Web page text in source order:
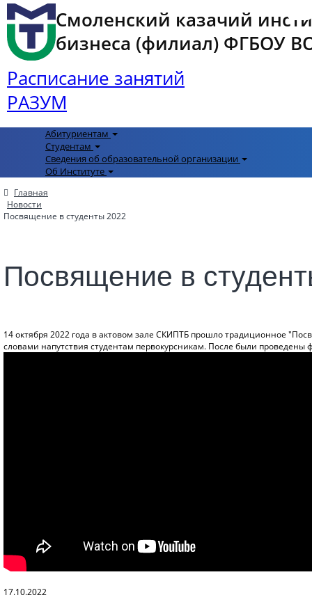
Смоленский казачий
бизнеса (филиал) ФГБОУ
Расписание занятий
РАЗУМ
Абитуриентам
Студентам
Сведения об образовательной организации
Об Институте
Главная
Новости
Посвящение в студенты 2022
Посвящение в
14 октября 2022 года в актовом зале СКИПТБ прошло традиционное
словами напутствия студентам первокурсникам. После были
17.10.2022